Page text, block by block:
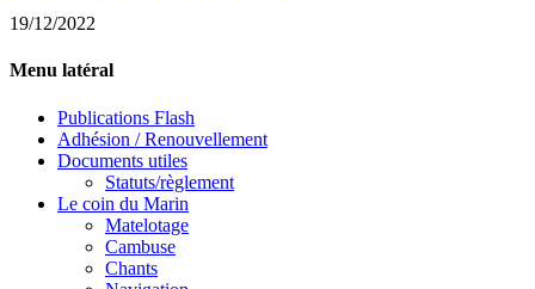
19/12/2022
Menu latéral
Publications Flash
Adhésion / Renouvellement
Documents utiles
Statuts/règlement
Le coin du Marin
Matelotage
Cambuse
Chants